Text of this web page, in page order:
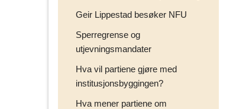
Geir Lippestad besøker NFU
Sperregrense og
utjevningsmandater
Hva vil partiene gjøre med
institusjonsbyggingen?
Hva mener partiene om